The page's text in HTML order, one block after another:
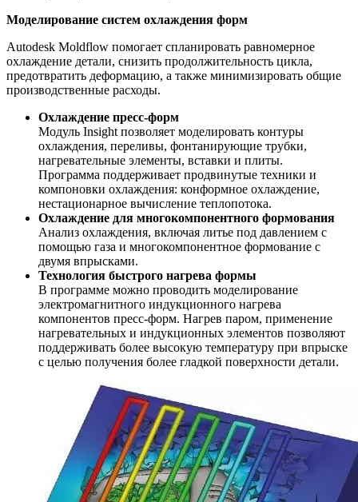
Моделирование систем охлаждения форм
Autodesk Moldflow помогает спланировать равномерное
охлаждение детали, снизить продолжительность цикла,
предотвратить деформацию, а также минимизировать общие
производственные расходы.
Охлаждение пресс-форм
Модуль Insight позволяет моделировать контуры
охлаждения, переливы, фонтанирующие трубки,
нагревательные элементы, вставки и плиты.
Программа поддерживает продвинутые техники и
компоновки охлаждения: конформное охлаждение,
нестационарное вычисление теплопотока.
Охлаждение для многокомпонентного формования
Анализ охлаждения, включая литье под давлением с
помощью газа и многокомпонентное формование с
двумя впрысками.
Технология быстрого нагрева формы
В программе можно проводить моделирование
электромагнитного индукционного нагрева
компонентов пресс-форм. Нагрев паром, применение
нагревательных и индукционных элементов позволяют
поддерживать более высокую температуру при впрыске
с целью получения более гладкой поверхности детали.